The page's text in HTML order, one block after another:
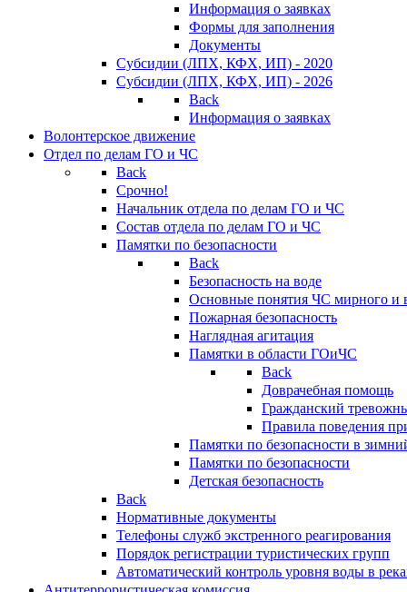
Информация о заявках
Формы для заполнения
Документы
Субсидии (ЛПХ, КФХ, ИП) - 2020
Субсидии (ЛПХ, КФХ, ИП) - 2026
Back
Информация о заявках
Волонтерское движение
Отдел по делам ГО и ЧС
Back
Срочно!
Начальник отдела по делам ГО и ЧС
Состав отдела по делам ГО и ЧС
Памятки по безопасности
Back
Безопасность на воде
Основные понятия ЧС мирного и
Пожарная безопасность
Наглядная агитация
Памятки в области ГОиЧС
Back
Доврачебная помощь
Гражданский
Правила поведения
Памятки по безопасности в
Памятки по безопасности
Детская безопасность
Back
Нормативные документы
Телефоны служб экстренного реагирования
Порядок регистрации туристических групп
Автоматический контроль уровня воды в